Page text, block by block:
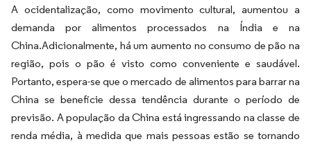
A ocidentalização, como movimento cultural, aumentou a
demanda por alimentos processados na Índia e na
China.Adicionalmente, há um aumento no consumo de pão na
região, pois o pão é visto como conveniente e saudável.
Portanto, espera-se que o mercado de alimentos para barrar na
China se beneficie dessa tendência durante o período de
previsão. A população da China está ingressando na classe de
renda média, à medida que mais pessoas estão se tornando